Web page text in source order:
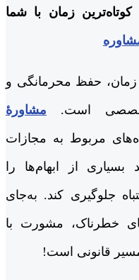
زمان با شما
حفظ محرمانگی و
تخصصی است. مشاورۀ
مربوط به مجازات
بسیاری از ابهام‌ها را
جلوگیری کند. به‌جای
خطرناک، مشورت با
قانونی است!